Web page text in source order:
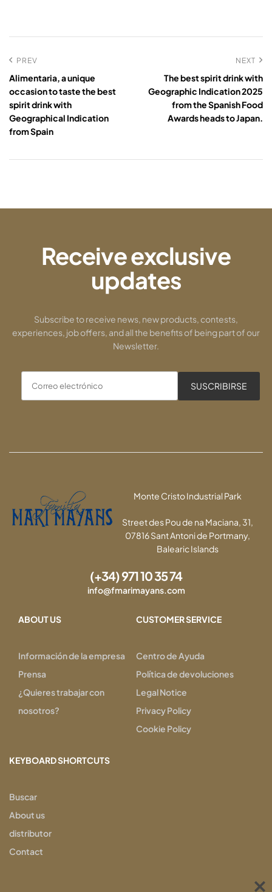
PREV
Alimentaria, a unique
occasion to taste the best
spirit drink with
Geographical Indication
from Spain
NEXT
The best spirit drink with
Geographic Indication 2025
from the Spanish Food
Awards heads to Japan.
Receive exclusive
updates
Subscribe to receive news, new products, contests,
experiences, job offers, and all the benefits of being part of our
Newsletter.
Monte Cristo Industrial Park
Street des Pou de na Maciana, 31,
07816 Sant Antoni de Portmany,
Balearic Islands
(+34) 971 10 35 74
info@fmarimayans.com
ABOUT US
Información de la empresa
Prensa
¿Quieres trabajar con
nosotros?
CUSTOMER SERVICE
Centro de Ayuda
Política de devoluciones
Legal Notice
Privacy Policy
Cookie Policy
KEYBOARD SHORTCUTS
Buscar
About us
distributor
Contact